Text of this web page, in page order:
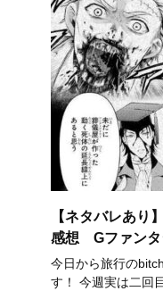
【ネタバレあり
感想 Gファン
今日から旅行の
す！ 今週実は二回